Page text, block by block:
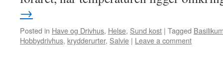
→
Posted in Have og Drivhus, Helse, Sund kost | Tagged
Hobbydrivhus, krydderurter, Salvie | Leave a comment